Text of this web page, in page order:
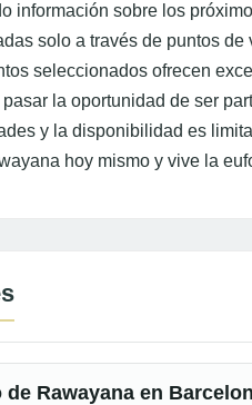
información sobre los
solo a través de puntos
seleccionados ofrecen
la oportunidad de ser
y la disponibilidad es
hoy mismo y vive la
Rawayana en